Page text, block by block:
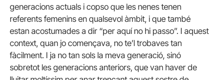
generacions actuals i copso que les nenes tenen
referents femenins en qualsevol àmbit, i que també
estan acostumades a dir “per aquí no hi passo”. I aquest
context, quan jo començava, no te’l trobaves tan
fàcilment. I ja no tan sols la meva generació, sinó
sobretot les generacions anteriors, que van haver de